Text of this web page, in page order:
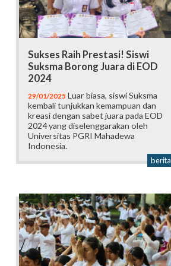
Sukses Raih Prestasi! Siswi
Suksma Borong Juara di EOD
2024
29/01/2025 Luar biasa, siswi Suksma
kembali tunjukkan kemampuan dan
kreasi dengan sabet juara pada EOD
2024 yang diselenggarakan oleh
Universitas PGRI Mahadewa
Indonesia.
berita